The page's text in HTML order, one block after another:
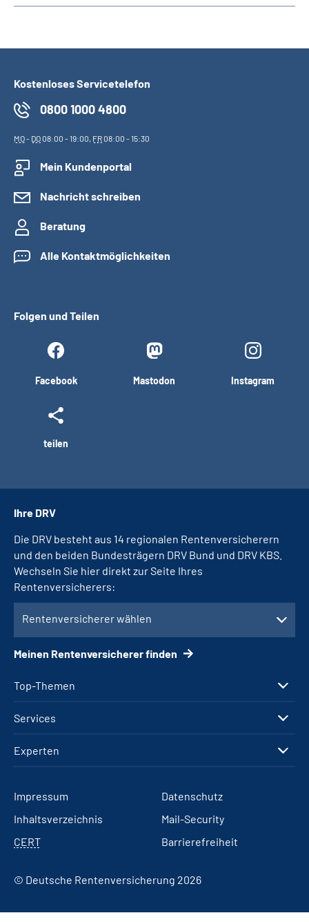
Kostenloses Servicetelefon
0800 1000 4800
MO- DO08:00 - 19:00, FR08:00 - 15:30
Mein Kundenportal
Nachricht schreiben
Beratung
Alle Kontaktmöglichkeiten
Folgen und Teilen
Facebook Mastodon Instagram
teilen
Top-Themen
Services
Experten
Ihre DRV
Die DRV besteht aus 14 regionalen Rentenversicherern
und den beiden Bundesträgern DRV Bund und DRV KBS.
Wechseln Sie hier direkt zur Seite Ihres
Rentenversicherers:
Rentenversicherer wählen
Meinen Rentenversicherer finden
Impressum
Datenschutz
Inhaltsverzeichnis
Mail-Security
CERT
Barrierefreiheit
© Deutsche Rentenversicherung 2026